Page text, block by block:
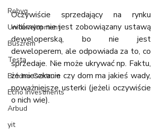
Robyg
Unidevelopment
Buszrem
Testa
Bródno Centrum
Echo Investments
Arbud
yit
Oczywiście sprzedający na rynku
wtórnym nie jest zobowiązany ustawą
deweloperską, bo nie jest
deweloperem, ale odpowiada za to, co
sprzedaje. Nie może ukrywać np. Faktu,
że mieszkanie czy dom ma jakieś wady,
poważniejsze usterki (jeżeli oczywiście
o nich wie).